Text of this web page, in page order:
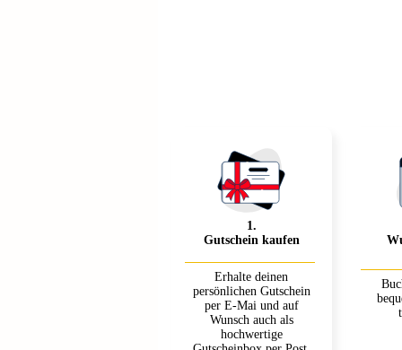
1.
Gutschein kaufen
Erhalte deinen
persönlichen Gutschein
per E-Mai und auf
Wunsch auch als
hochwertige